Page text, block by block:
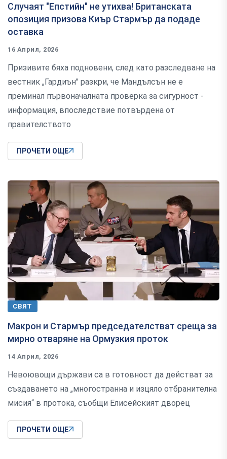
Случаят "Епстийн" не утихва! Британската
опозиция призова Киър Стармър да подаде
оставка
16 Април, 2026
Призивите бяха подновени, след като разследване на
вестник „Гардиън" разкри, че Мандълсън не е
преминал първоначалната проверка за сигурност -
информация, впоследствие потвърдена от
правителството
ПРОЧЕТИ ОЩЕ
СВЯТ
Макрон и Стармър председателстват среща за
мирно отваряне на Ормузкия проток
14 Април, 2026
Невоювощи държави са в готовност да действат за
създаването на „многостранна и изцяло отбранителна
мисия“ в протока, съобщи Елисейският дворец
ПРОЧЕТИ ОЩЕ